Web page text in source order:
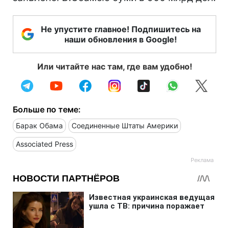
Не упустите главное! Подпишитесь на
наши обновления в Google!
Или читайте нас там, где вам удобно!
Больше по теме:
Барак Обама Соединенные Штаты Америки
Associated Press